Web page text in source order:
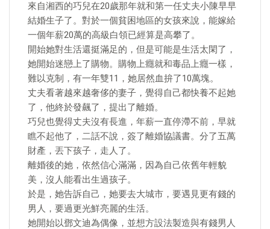
來自湘西的巧兒在20歲那年就和第一任丈夫小陳早早
結婚生子了。對於一個貧困地區的女孩來說，能嫁給
一個年薪20萬的高級白領已經算是高攀了。
開始她對生活還挺滿足的，但是可能是生活太閑了，
她開始迷戀上了購物。購物上癮就和毒品上癮一樣，
難以克制，有一年雙11，她居然血拚了10萬塊。
丈夫看著越來越奢侈的妻子，覺得自己都快養不起她
了，他終於發飆了，提出了離婚。
巧兒也覺得丈夫沒有長進，年薪一直停滯不前，早就
瞧不起他了，二話不說，簽了離婚協議書。分了五萬
財產，丟下孩子，走人了。
離婚後的她，依然信心滿滿，因為自己依舊年輕貌
美，沒人能看出生過孩子。
於是，她告訴自己，她要去大城市，要遇見更有錢的
男人，要過更光鮮亮麗的生活。
她開始以鄧文迪為偶像，並想方設法製造與有錢男人